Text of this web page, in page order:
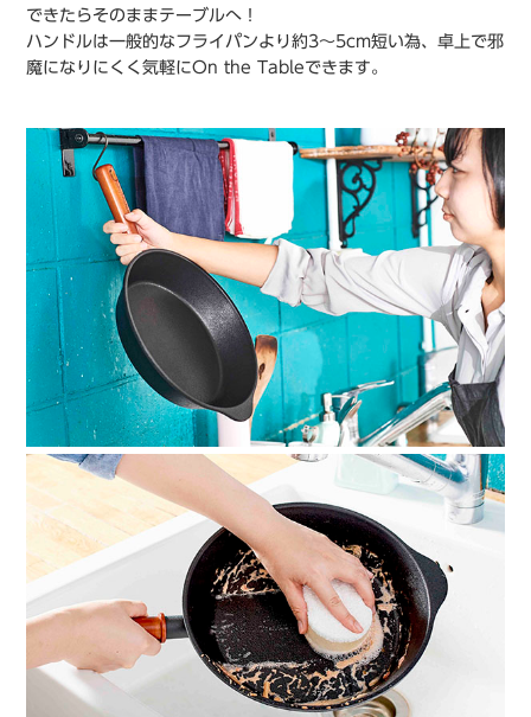
できたらそのままテーブルへ！
ハンドルは一般的なフライパンより約3～5cm短い為、卓上で邪
魔になりにくく気軽にOn the Tableできます。